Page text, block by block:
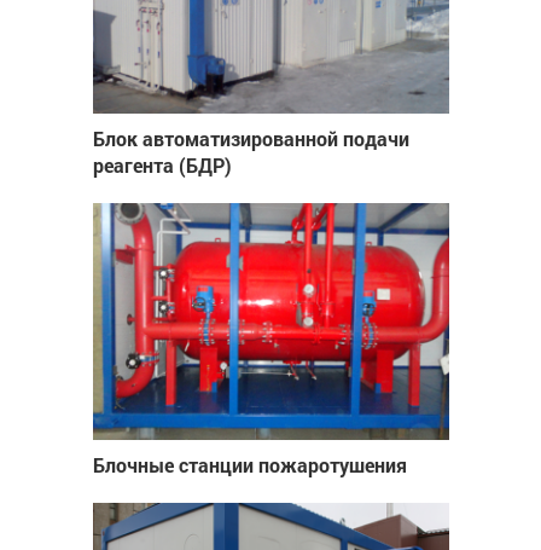
Блок автоматизированной подачи
реагента (БДР)
Блочные станции пожаротушения